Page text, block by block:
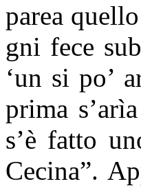
parea
gni fece
‘un si po’
prima
s’è fatto
Cecina”.